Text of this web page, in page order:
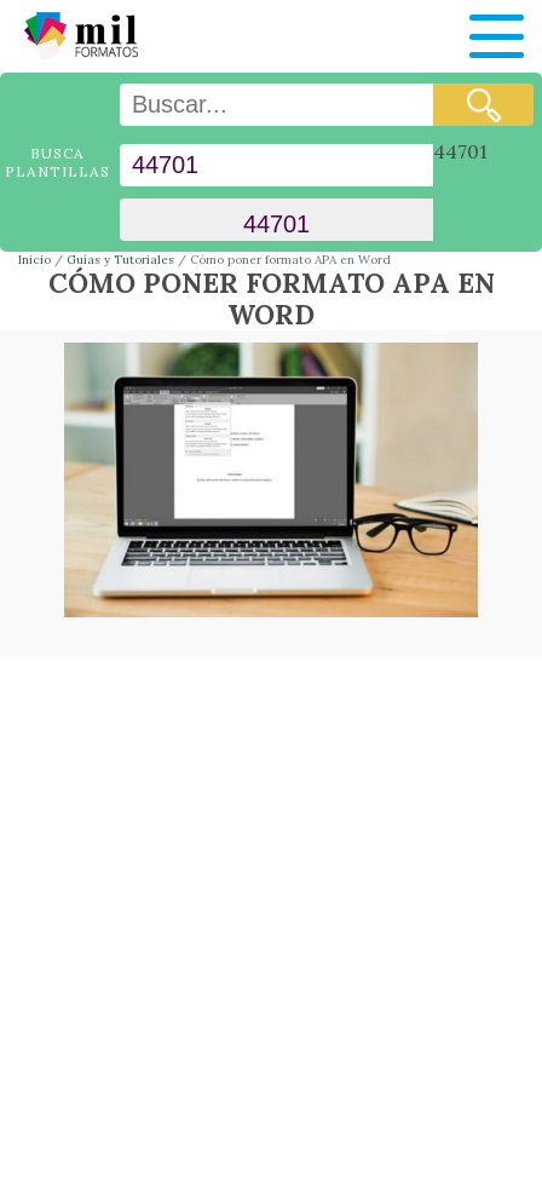
BUSCA
PLANTILLAS
44701
Inicio Guías y Tutoriales Cómo poner formato APA en Word
CÓMO PONER FORMATO APA EN
WORD